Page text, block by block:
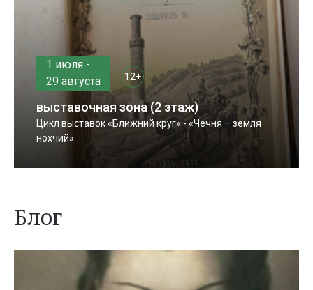
1 июля -
29 августа
12+
выставочная зона (2 этаж)
Цикл выставок «Ближний круг» - «Чечня – земля
нохчий»
Блог